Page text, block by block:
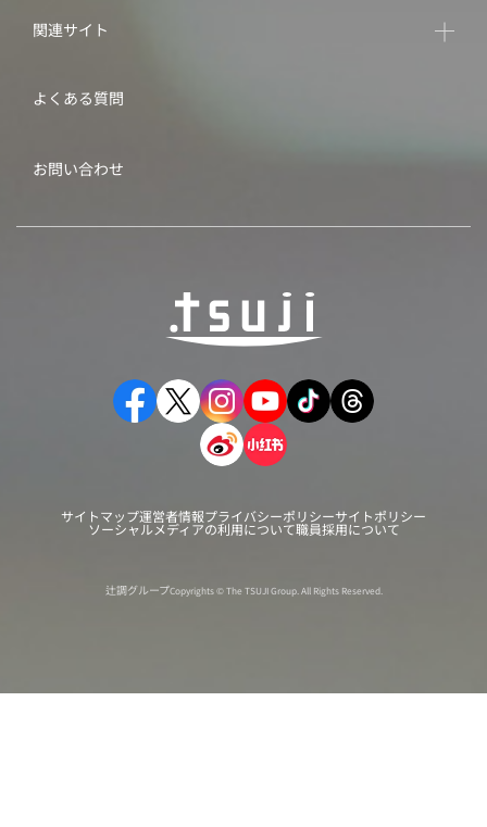
関連サイト
よくある質問
お問い合わせ
サイトマップ運営者情報プライバシーポリシーサイトポリシー
ソーシャルメディアの利用について職員採用について
辻調グループCopyrights © The TSUJI Group. All Rights Reserved.